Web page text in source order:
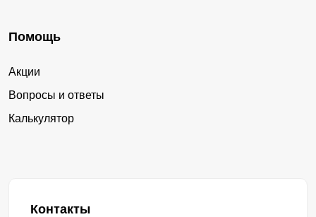
Помощь
Акции
Вопросы и ответы
Калькулятор
Контакты